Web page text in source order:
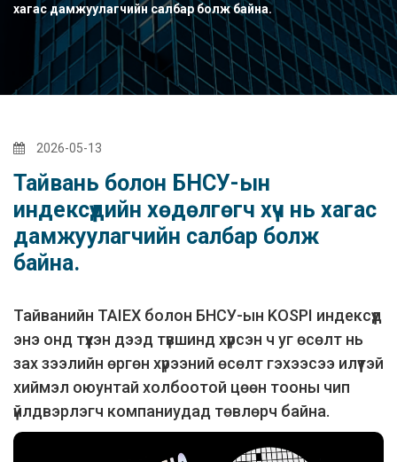
хагас дамжуулагчийн салбар болж байна.
2026-05-13
Тайвань болон БНСУ-ын
индексүүдийн хөдөлгөгч хүч нь хагас
дамжуулагчийн салбар болж
байна.
Тайванийн TAIEX болон БНСУ-ын KOSPI индексүүд
энэ онд түүхэн дээд түвшинд хүрсэн ч уг өсөлт нь
зах зээлийн өргөн хүрээний өсөлт гэхээсээ илүүтэй
хиймэл оюунтай холбоотой цөөн тооны чип
үйлдвэрлэгч компаниудад төвлөрч байна.